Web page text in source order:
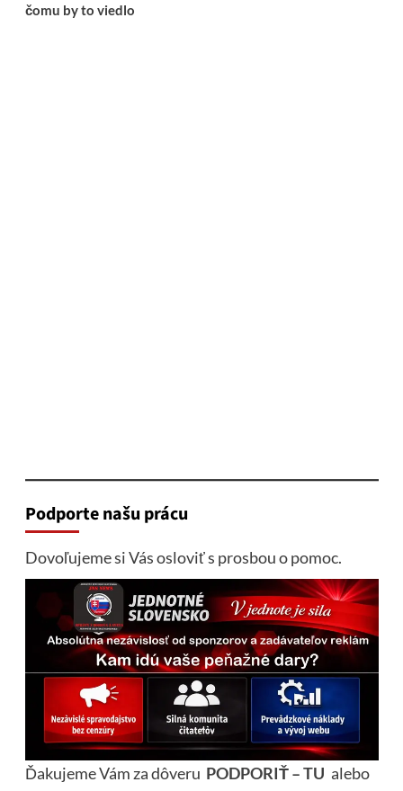
čomu by to viedlo
Podporte našu prácu
Dovoľujeme si Vás osloviť s prosbou o pomoc.
Ďakujeme Vám za dôveru PODPORIŤ – TU alebo